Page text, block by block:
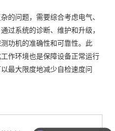
的问题，需要综合考虑电气、
过系统的诊断、维护和升级，
功机的准确性和可靠性。此
作环境也是保障设备正常运行
最大限度地减少自检速度问